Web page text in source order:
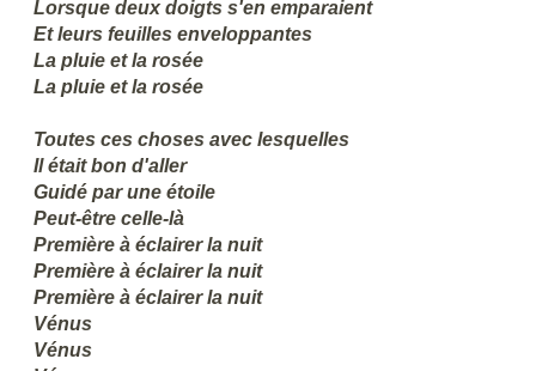
Lorsque deux doigts s'en emparaient
Et leurs feuilles enveloppantes
La pluie et la rosée
La pluie et la rosée
Toutes ces choses avec lesquelles
Il était bon d'aller
Guidé par une étoile
Peut-être celle-là
Première à éclairer la nuit
Première à éclairer la nuit
Première à éclairer la nuit
Vénus
Vénus